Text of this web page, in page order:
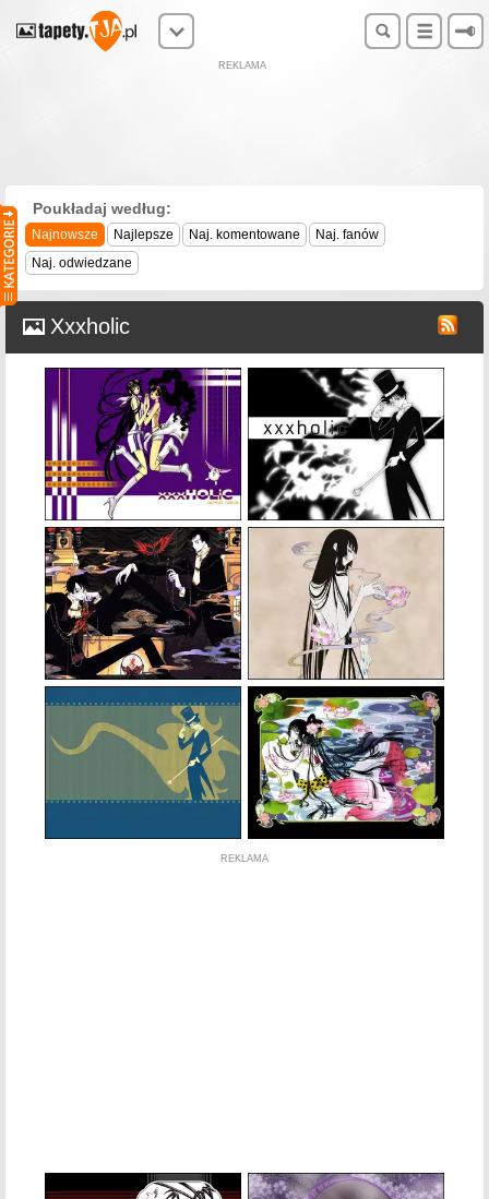
REKLAMA
Poukładaj według:
Najnowsze Najlepsze Naj. komentowane
Naj. fanów
Naj. odwiedzane
Xxxholic
REKLAMA